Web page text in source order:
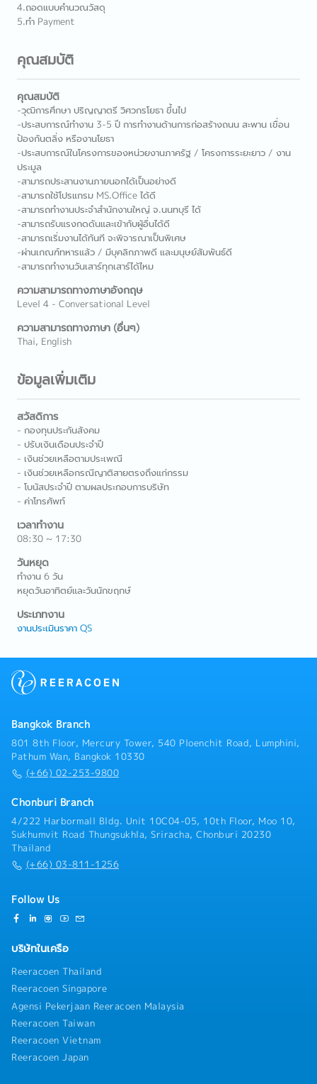
4.ถอดแบบคำนวณวัสดุ
5.ทำ Payment
คุณสมบัติ
คุณสมบัติ
-วุฒิการศึกษา ปริญญาตรี วิศวกรโยธา ขึ้นไป
-ประสบการณ์ทำงาน 3-5 ปี การทำงานด้านการก่อสร้างถนน สะพาน เขื่อน
ป้องกันตลิ่ง หรืองานโยธา
-ประสบการณ์ในโครงการของหน่วยงานภาครัฐ / โครงการระยะยาว / งาน
ประมูล
-สามารถประสานงานภายนอกได้เป็นอย่างดี
-สามารถใช้โปรแกรม MS.Office ได้ดี
-สามารถทำงานประจำสำนักงานใหญ่ จ.นนทบุรี ได้
-สามารถรับแรงกดดันและเข้ากับผู้อื่นได้ดี
-สามารถเริ่มงานได้ทันที จะพิจารณาเป็นพิเศษ
-ผ่านเกณฑ์ทหารแล้ว / มีบุคลิกภาพดี และมนุษย์สัมพันธ์ดี
-สามารถทำงานวันเสาร์ทุกเสาร์ได้ไหม
ความสามารถทางภาษาอังกฤษ
Level 4 - Conversational Level
ความสามารถทางภาษา (อื่นๆ)
Thai, English
ข้อมูลเพิ่มเติม
สวัสดิการ
- กองทุนประกันสังคม
- ปรับเงินเดือนประจำปี
- เงินช่วยเหลือตามประเพณี
- เงินช่วยเหลือกรณีญาติสายตรงถึงแก่กรรม
- โบนัสประจำปี ตามผลประกอบการบริษัท
- ค่าโทรศัพท์
เวลาทำงาน
08:30 ~ 17:30
วันหยุด
ทำงาน 6 วัน
หยุดวันอาทิตย์และวันนักขฤกษ์
ประเภทงาน
งานประเมินราคา QS
Bangkok Branch
801 8th Floor, Mercury Tower, 540 Ploenchit Road, Lumphini,
Pathum Wan, Bangkok 10330
(+66) 02-253-9800
Chonburi Branch
4/222 Harbormall Bldg. Unit 10C04-05, 10th Floor, Moo 10,
Sukhumvit Road Thungsukhla, Sriracha, Chonburi 20230
Thailand
(+66) 03-811-1256
Follow Us
บริษัทในเครือ
Reeracoen Thailand
Reeracoen Singapore
Agensi Pekerjaan Reeracoen Malaysia
Reeracoen Taiwan
Reeracoen Vietnam
Reeracoen Japan